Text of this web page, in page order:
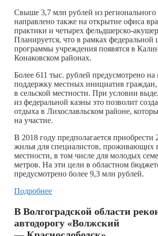
Свыше 3,7 млн рублей из регионального
направлено также на открытие офиса
практики и четырех фельдшерско-
Планируется, что в рамках федеральной
программы учреждения появятся в
Конаковском районах.
Более 611 тыс. рублей предусмотрено на
поддержку местных инициатив
в сельской местности. При условии
из федеральной казны это позволит
отдыха в Лихославльском районе,
на участие.
В 2018 году предполагается приобрести
жилья для специалистов, проживающих
местности, в том числе для молодых
метров. На эти цели в областном
предусмотрено более 9,3 млн рублей.
Подробнее
В Волгоградской области
автодорогу «Волжский